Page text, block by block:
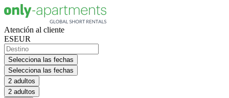
Atención al cliente
ESEUR
Selecciona las fechas
Selecciona las fechas
2 adultos
2 adultos